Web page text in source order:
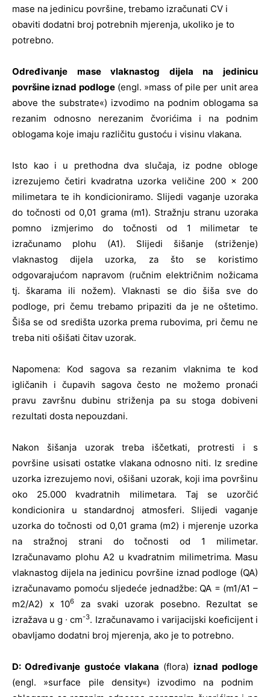
mase na jedinicu površine, trebamo izračunati CV i
obaviti dodatni broj potrebnih mjerenja, ukoliko je to
potrebno.
Određivanje mase vlaknastog dijela na jedinicu
površine iznad podloge(engl. »mass of pile per unit area
above the substrate«) izvodimo na podnim oblogama sa
rezanim odnosno nerezanim čvorićima i na podnim
oblogama koje imaju različitu gustoću i visinu vlakana.
Isto kao i u prethodna dva slučaja, iz podne obloge
izrezujemo četiri kvadratna uzorka veličine 200 x 200
milimetara te ih kondicioniramo. Slijedi vaganje uzoraka
do točnosti od 0,01 grama (m1). Stražnju stranu uzoraka
pomno izmjerimo do točnosti od 1 milimetar te
izračunamo plohu (A1). Slijedi šišanje (striženje)
vlaknastog dijela uzorka, za što se koristimo
odgovarajućom napravom (ručnim električnim nožicama
tj. škarama ili nožem). Vlaknasti se dio šiša sve do
podloge, pri čemu trebamo pripaziti da je ne oštetimo.
Šiša se od središta uzorka prema rubovima, pri čemu ne
treba niti ošišati čitav uzorak.
Napomena: Kod sagova sa rezanim vlaknima te kod
igličanih i čupavih sagova često ne možemo pronaći
pravu završnu dubinu striženja pa su stoga dobiveni
rezultati dosta nepouzdani.
Nakon šišanja uzorak treba iščetkati, protresti i s
površine usisati ostatke vlakana odnosno niti. Iz sredine
uzorka izrezujemo novi, ošišani uzorak, koji ima površinu
oko 25.000 kvadratnih milimetara. Taj se uzorčić
kondicionira u standardnoj atmosferi. Slijedi vaganje
uzorka do točnosti od 0,01 grama (m2) i mjerenje uzorka
na stražnoj strani do točnosti od 1 milimetar.
Izračunavamo plohu A2 u kvadratnim milimetrima. Masu
vlaknastog dijela na jedinicu površine iznad podloge (QA)
izračunavamo pomoću sljedeće jednadžbe: QA = (m1/A1 –
m2/A2) x 106
za svaki uzorak posebno. Rezultat se
izražava u g ∙ cm-3. Izračunavamo i varijacijski koeficijent i
obavljamo dodatni broj mjerenja, ako je to potrebno.
D: Određivanje gustoće vlakana (flora) iznad podloge
(engl. »surface pile density«) izvodimo na podnim